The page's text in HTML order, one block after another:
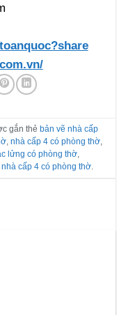
gắn thẻ bản vẽ nhà cấp
,nhà cấp 4 có phòng thờ
lửng có phòng thờ
nhà cấp 4 có phòng thờ